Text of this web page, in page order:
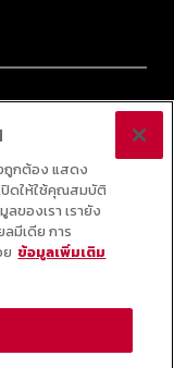
าหกรรมสร้างสรรค์
ALL RIGHTS
ถูกต้อง แสดง
ปิดให้ใช้คุณสมบัติ
ลของเรา เรายัง
มีเดีย การ
ย ข้อมูลเพิ่มเติม